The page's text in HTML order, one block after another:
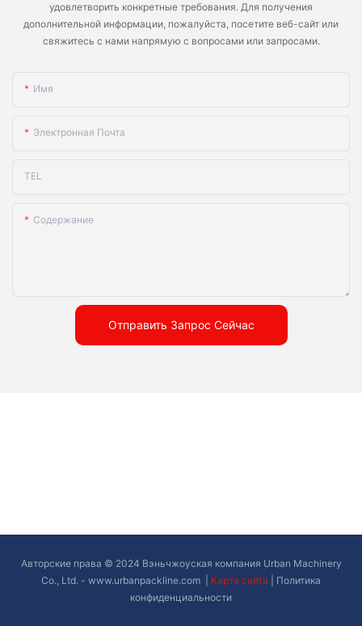
удовлетворить конкретные требования. Для получения
дополнительной информации, пожалуйста, посетите веб-сайт или
свяжитесь с нами напрямую с вопросами или запросами.
Имя
Электронная Почта
TEL
Содержание
Отправить Запрос Сейчас
Авторские права © 2024 Вэньчжоуская компания Urban Machinery
Co., Ltd. - www.urbanpackline.com Карта сайта
Политика
конфиденциальности